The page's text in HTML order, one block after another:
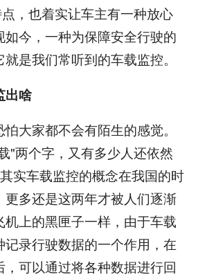
，也着实让车主有一种放心
如今，一种为保障安全行驶的
是我们常听到的车载监控。
啥
家都不会有陌生的感觉。
"两个字，又有多少人还依然
实车载监控的概念在我国的时
更多还是这两年才被人们逐渐
机上的黑匣子一样，由于车载
记录行驶数据的一个作用，在
可以通过将各种数据进行回